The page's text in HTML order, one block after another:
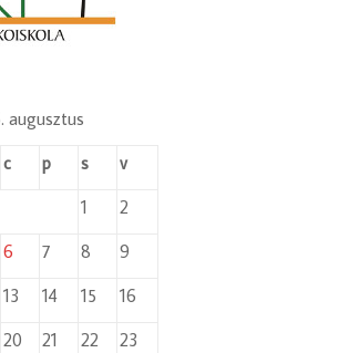
augusztus
c p s
v
1
2
6 7 8
9
13 14 15
16
20 21 22
23